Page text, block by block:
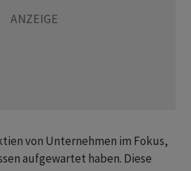
von Unternehmen im Fokus,
aufgewartet haben. Diese